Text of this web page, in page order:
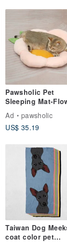
Pawsholic Pet
Sleeping Mat-
Series-Sakura Pink
Pet Sleeping Mat
Sleeping Nest
Ad
pawsholic
US$ 35.19
Taiwan Dog
coat color pet